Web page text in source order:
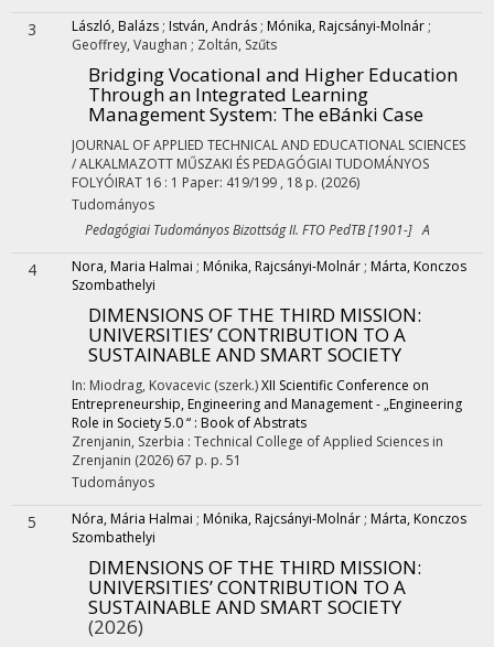
3 László, Balázs ; István, András ; Mónika, Rajcsányi-Molnár ;
Geoffrey, Vaughan ; Zoltán, Szűts
Bridging Vocational and Higher Education
Through an Integrated Learning
Management System: The eBánki Case
JOURNAL OF APPLIED TECHNICAL AND EDUCATIONAL SCIENCES
/ ALKALMAZOTT MŰSZAKI ÉS PEDAGÓGIAI TUDOMÁNYOS
FOLYÓIRAT 16 : 1 Paper: 419/199 , 18 p. (2026)
Tudományos
Pedagógiai Tudományos Bizottság II. FTO PedTB [1901-] A
4 Nora, Maria Halmai ; Mónika, Rajcsányi-Molnár ; Márta, Konczos
Szombathelyi
DIMENSIONS OF THE THIRD MISSION:
UNIVERSITIES’ CONTRIBUTION TO A
SUSTAINABLE AND SMART SOCIETY
In: Miodrag, Kovacevic (szerk.)XII Scientific Conference on
Entrepreneurship, Engineering and Management - „Engineering
Role in Society 5.0 “ : Book of Abstrats
Zrenjanin, Szerbia : Technical College of Applied Sciences in
Zrenjanin (2026) 67 p. p. 51
Tudományos
5 Nóra, Mária Halmai ; Mónika, Rajcsányi-Molnár ; Márta, Konczos
Szombathelyi
DIMENSIONS OF THE THIRD MISSION:
UNIVERSITIES’ CONTRIBUTION TO A
SUSTAINABLE AND SMART SOCIETY
(2026)